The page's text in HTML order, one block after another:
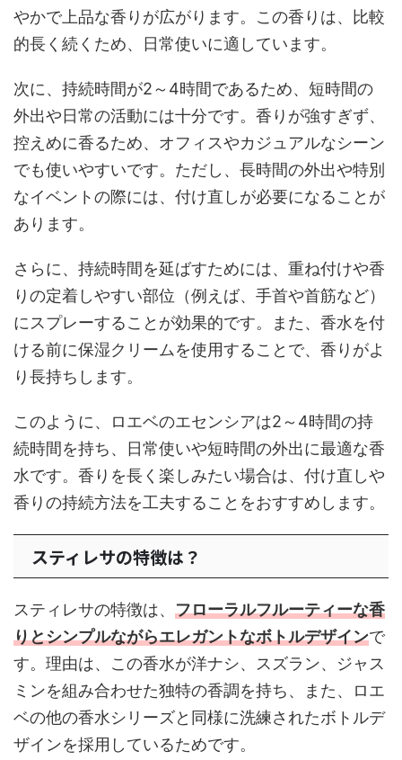
やかで上品な香りが広がります。この香りは、比較
的長く続くため、日常使いに適しています。
次に、持続時間が2～4時間であるため、短時間の
外出や日常の活動には十分です。香りが強すぎず、
控えめに香るため、オフィスやカジュアルなシーン
でも使いやすいです。ただし、長時間の外出や特別
なイベントの際には、付け直しが必要になることが
あります。
さらに、持続時間を延ばすためには、重ね付けや香
りの定着しやすい部位（例えば、手首や首筋など）
にスプレーすることが効果的です。また、香水を付
ける前に保湿クリームを使用することで、香りがよ
り長持ちします。
このように、ロエベのエセンシアは2～4時間の持
続時間を持ち、日常使いや短時間の外出に最適な香
水です。香りを長く楽しみたい場合は、付け直しや
香りの持続方法を工夫することをおすすめします。
スティレサの特徴は？
スティレサの特徴は、 フローラルフルーティーな香
りとシンプルながらエレガントなボトルデザインで
す。理由は、この香水が洋ナシ、スズラン、ジャス
ミンを組み合わせた独特の香調を持ち、また、ロエ
ベの他の香水シリーズと同様に洗練されたボトルデ
ザインを採用しているためです。